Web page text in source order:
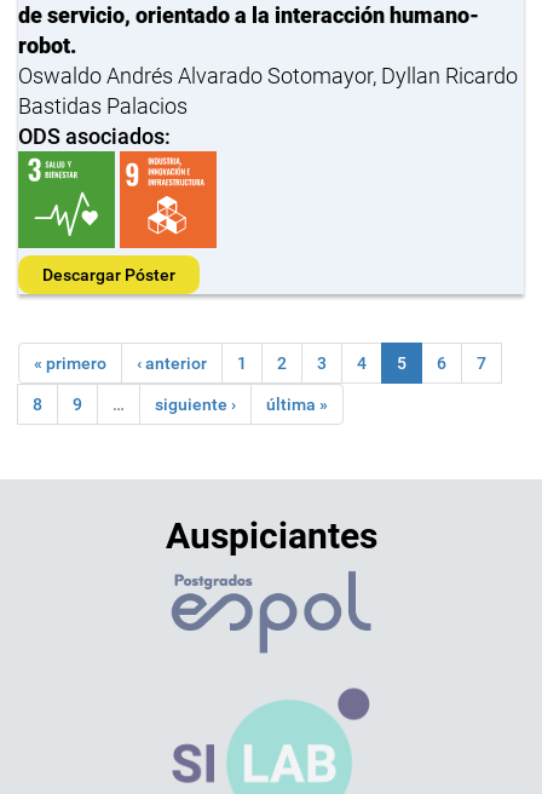
de servicio, orientado a la interacción humano-
robot.
Oswaldo Andrés Alvarado Sotomayor, Dyllan Ricardo
Bastidas Palacios
ODS asociados:
Descargar Póster
« primero ‹ anterior 1 2 3 4 5 6 7
8 9 … siguiente › última »
Auspiciantes